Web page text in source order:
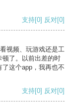
支持[0] 反对[0]
视频、玩游戏还是工
顿了。以前出差的时
这个app，我再也不
支持[0] 反对[0]